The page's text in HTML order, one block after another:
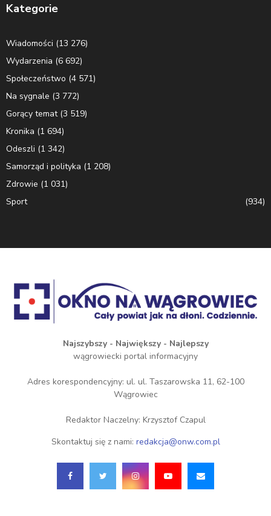
Kategorie
Wiadomości (13 276)
Wydarzenia (6 692)
Społeczeństwo (4 571)
Na sygnale (3 772)
Gorący temat(3 519)
Kronika (1 694)
Odeszli (1 342)
Samorząd i polityka (1 208)
Zdrowie (1 031)
Sport
(934)
Najszybszy - Największy - Najlepszy
wągrowiecki portal informacyjny
Adres korespondencyjny: ul. ul. Taszarowska 11, 62-100
Wągrowiec
Redaktor Naczelny: Krzysztof Czapul
Skontaktuj się z nami: redakcja@onw.com.pl